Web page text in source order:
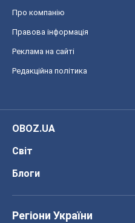
Про компанію
Правова інформація
Реклама на сайті
Редакційна політика
OBOZ.UA
Світ
Блоги
Регіони України